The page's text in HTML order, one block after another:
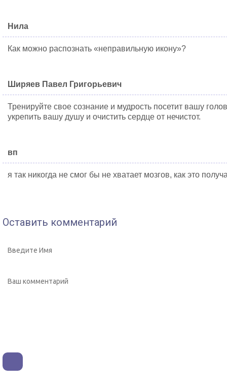
Нила
Как можно распознать «неправильную икону»?
Ширяев Павел Григорьевич
Тренируйте свое сознание и мудрость посетит вашу
укрепить вашу душу и очистить сердце от нечистот.
вп
я так никогда не смог бы не хватает мозгов, как это
Оставить комментарий